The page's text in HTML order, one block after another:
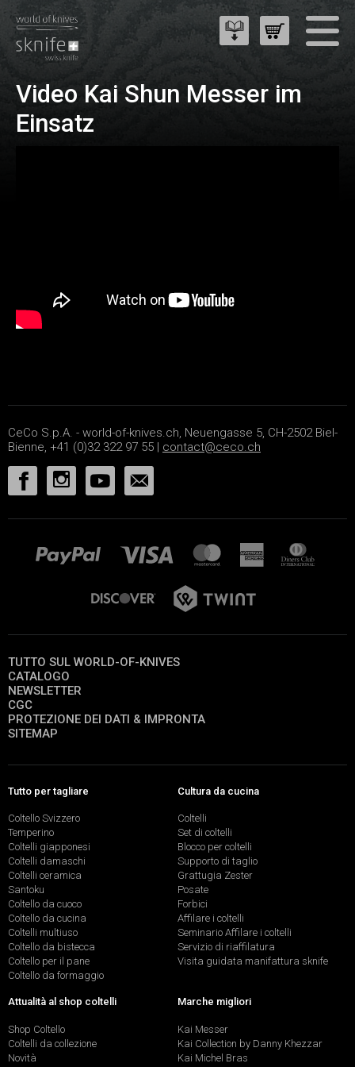
Video Kai Shun Messer im
Einsatz
CeCo S.p.A. - world-of-knives.ch, Neuengasse 5, CH-2502 Biel-
Bienne, +41 (0)32 322 97 55 | contact@ceco.ch
TUTTO SUL WORLD-OF-KNIVES
CATALOGO
NEWSLETTER
CGC
PROTEZIONE DEI DATI & IMPRONTA
SITEMAP
Tutto per tagliare
Coltello Svizzero
Temperino
Coltelli giapponesi
Coltelli damaschi
Coltelli ceramica
Santoku
Coltello da cuoco
Coltello da cucina
Coltelli multiuso
Coltello da bistecca
Coltello per il pane
Coltello da formaggio
Cultura da cucina
Coltelli
Set di coltelli
Blocco per coltelli
Supporto di taglio
Grattugia Zester
Posate
Forbici
Affilare i coltelli
Seminario Affilare i coltelli
Servizio di riaffilatura
Visita guidata manifattura sknife
Attualità al shop coltelli
Shop Coltello
Coltelli da collezione
Novità
Marche migliori
Kai Messer
Kai Collection by Danny Khezzar
Kai Michel Bras